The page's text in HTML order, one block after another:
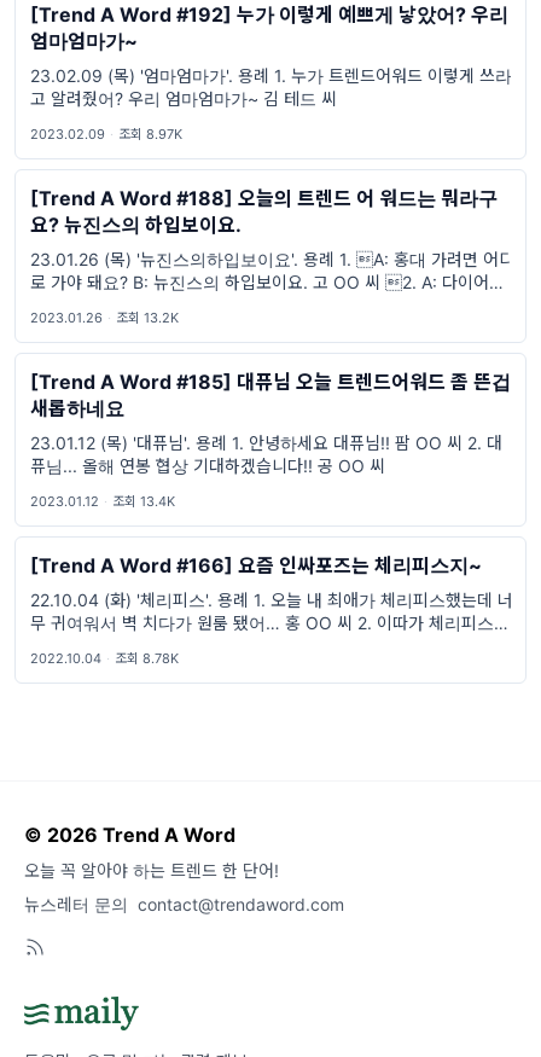
[Trend A Word #192] 누가 이렇게 예쁘게 낳았어? 우리
엄마엄마가~
23.02.09 (목) '엄마엄마가'. 용례 1. 누가 트렌드어워드 이렇게 쓰라
고 알려줬어? 우리 엄마엄마가~ 김 테드 씨
2023.02.09 · 조회 8.97K
[Trend A Word #188] 오늘의 트렌드 어 워드는 뭐라구
요? 뉴진스의 하입보이요.
23.01.26 (목) '뉴진스의하입보이요'. 용례 1. A: 홍대 가려면 어디
로 가야 돼요? B: 뉴진스의 하입보이요. 고 OO 씨 2. A: 다이어트
2023.01.26 · 조회 13.2K
[Trend A Word #185] 대퓨님 오늘 트렌드어워드 좀 뜬겁
새롭하네요
23.01.12 (목) '대퓨님'. 용례 1. 안녕하세요 대퓨님!! 팜 OO 씨 2. 대
퓨님... 올해 연봉 협상 기대하겠습니다!! 공 OO 씨
2023.01.12 · 조회 13.4K
[Trend A Word #166] 요즘 인싸포즈는 체리피스지~
22.10.04 (화) '체리피스'. 용례 1. 오늘 내 최애가 체리피스했는데 너
무 귀여워서 벽 치다가 원룸 됐어… 홍 OO 씨 2. 이따가 체리피스하
2022.10.04 · 조회 8.78K
© 2026 Trend A Word
오늘 꼭 알아야 하는 트렌드 한 단어!
뉴스레터 문의 contact@trendaword.com